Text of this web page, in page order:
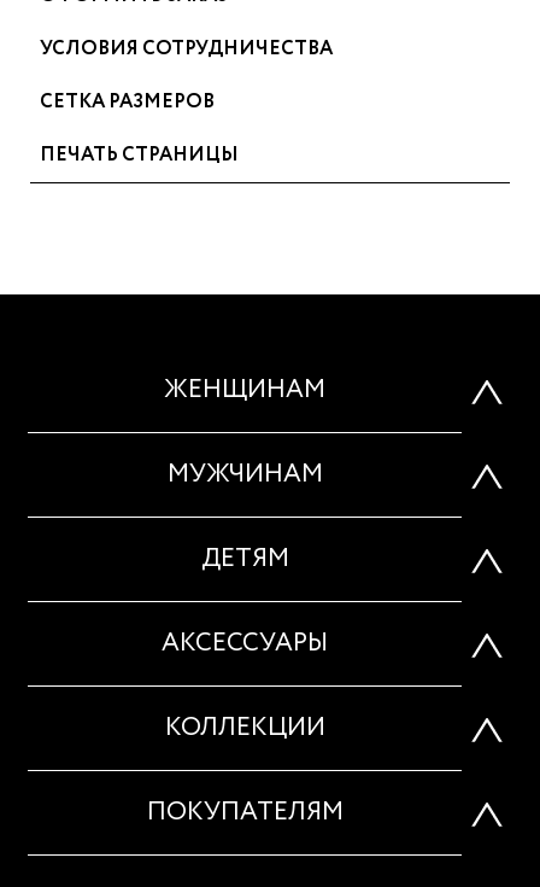
УСЛОВИЯ СОТРУДНИЧЕСТВА
СЕТКА РАЗМЕРОВ
ПЕЧАТЬ СТРАНИЦЫ
ЖЕНЩИНАМ
МУЖЧИНАМ
ДЕТЯМ
АКСЕССУАРЫ
КОЛЛЕКЦИИ
ПОКУПАТЕЛЯМ